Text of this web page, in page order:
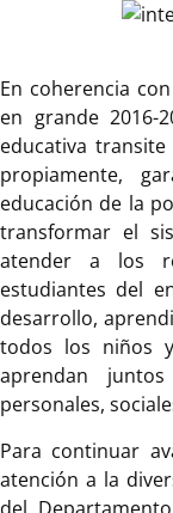
En coherencia
en grande 2016-
educativa
propiamente,
educación de la
transformar el
atender a los
estudiantes del
desarrollo,
todos los niños
aprendan
personales,
Para continuar
atención a la